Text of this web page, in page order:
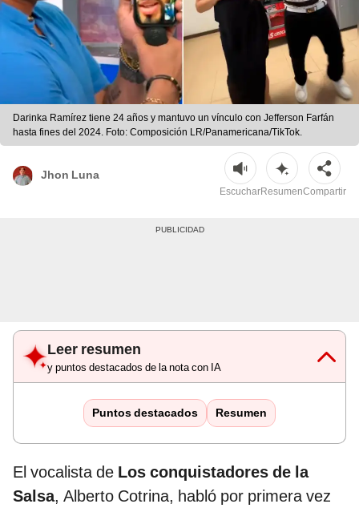
Darinka Ramírez tiene 24 años y mantuvo un vínculo con Jefferson Farfán
hasta fines del 2024. Foto: Composición LR/Panamericana/TikTok.
Jhon Luna
EscucharResumenCompartir
Leer resumen
y puntos destacados de la nota con IA
Puntos destacados Resumen
El vocalista de Los conquistadores de la
Salsa, Alberto Cotrina, habló por primera vez